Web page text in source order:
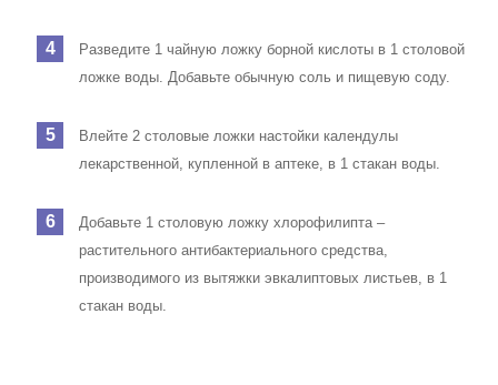
Разведите 1 чайную ложку борной кислоты в 1 столовой
ложке воды. Добавьте обычную соль и пищевую соду.
Влейте 2 столовые ложки настойки календулы
лекарственной, купленной в аптеке, в 1 стакан воды.
Добавьте 1 столовую ложку хлорофилипта –
растительного антибактериального средства,
производимого из вытяжки эвкалиптовых листьев, в 1
стакан воды.